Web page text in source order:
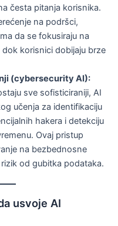
česta pitanja korisnika.
na podršci,
da se fokusiraju na
korisnici dobijaju brze
(cybersecurity AI):
sve sofisticiraniji, AI
učenja za identifikaciju
hakera i detekciju
Ovaj pristup
na bezbednosne
od gubitka podataka.
usvoje AI